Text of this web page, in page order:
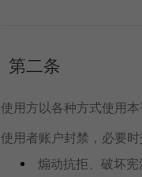
第二条
使用方以各种方式使用
使用者账户封禁，必要时
煽动抗拒、破坏宪